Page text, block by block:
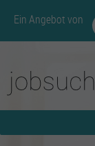
Ein Angebot von